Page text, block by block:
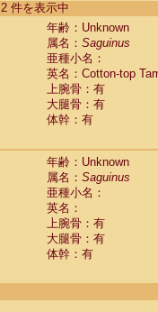
(0)
(0)
(1)
件を表示中
年齢：Unknown
属名： Saguinus
亜種小名：
英名：Cotton-top
上腕骨：有
大腿骨：有
体幹：有
年齢：Unknown
属名： Saguinus
亜種小名：
英名：
上腕骨：有
大腿骨：有
体幹：有